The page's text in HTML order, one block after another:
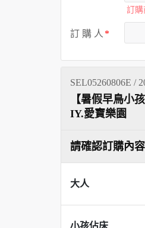
訂購
訂 購 人
SEL05260806E /
【暑假早鳥小
IY.愛寶樂園
請確認訂購內容
大人
小孩佔床